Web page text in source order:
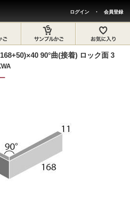
ログイン ・ 会員登録
90°曲(接着) ロック面 3